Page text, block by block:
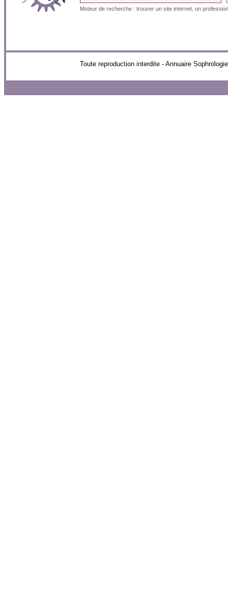
Moteur de recherche : trouver un site internet, un
Toute reproduction interdite - Annuaire